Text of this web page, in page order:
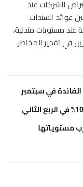
الشركات ​عند
عوائد السندات
التكتل البالغ عددها 21 دولة عند مستويات متدنية،
في تقدير المخاطر.
في سبتمبر
مستوياتها